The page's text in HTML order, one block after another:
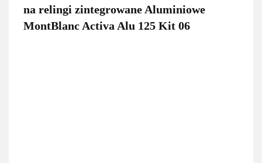
na relingi zintegrowane Aluminiowe
MontBlanc Activa Alu 125 Kit 06